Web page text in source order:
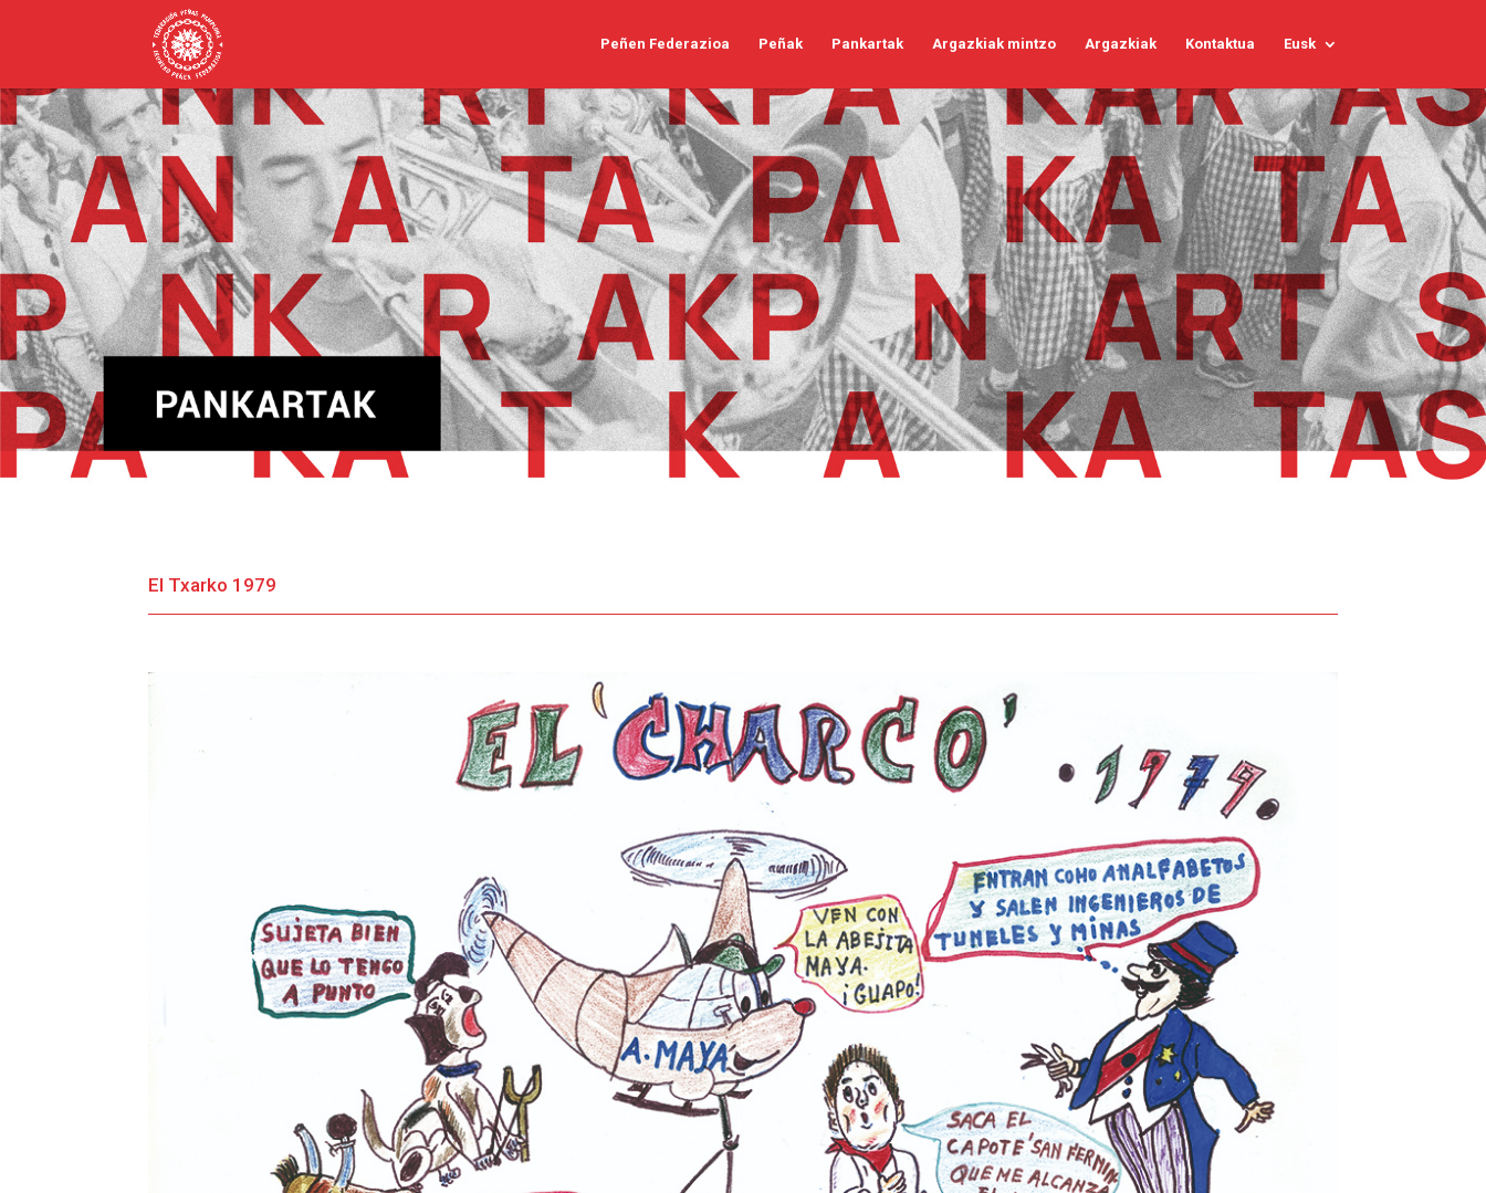
Peñen Federazioa Peñak Pankartak Argazkiak mintzo Argazkiak Kontaktua Eusk
El Txarko 1979